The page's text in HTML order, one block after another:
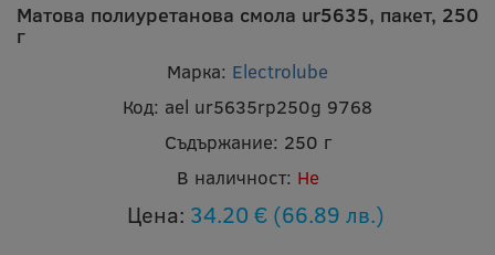
Матова полиуретанова смола ur5635, пакет, 250
г
Марка: Electrolube
Код: ael ur5635rp250g 9768
Съдържание: 250 г
В наличност: Не
Цена: 34.20 € (66.89 лв.)